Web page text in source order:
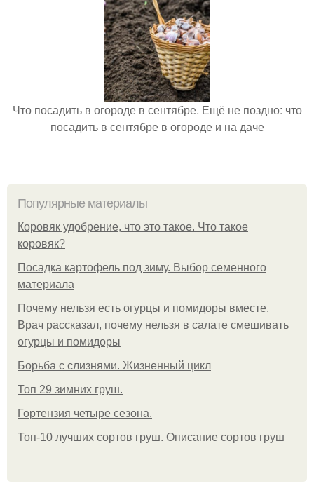
Что посадить в огороде в сентябре. Ещё не поздно: что
посадить в сентябре в огороде и на даче
Популярные материалы
Коровяк удобрение, что это такое. Что такое
коровяк?
Посадка картофель под зиму. Выбор семенного
материала
Почему нельзя есть огурцы и помидоры вместе.
Врач рассказал, почему нельзя в салате смешивать
огурцы и помидоры
Борьба с слизнями. Жизненный цикл
Топ 29 зимних груш.
Гортензия четыре сезона.
Топ-10 лучших сортов груш. Описание сортов груш